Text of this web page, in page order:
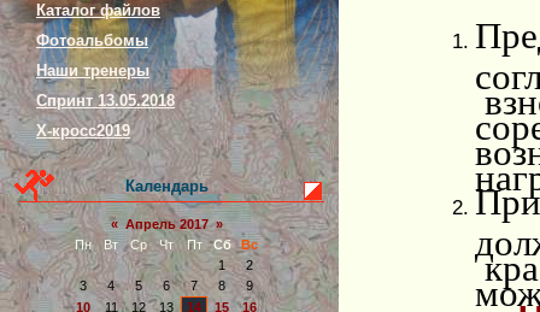
Каталог файлов
Фотоальбомы
Наши тренеры
Спринт 13.05.2018
Х-кросс2019
Календарь
« Апрель 2017 »
Пн
Вт Ср Чт Пт Сб
Вс
1
2
3
4 5 6 7 8
9
10
11 12 13 14 15
16